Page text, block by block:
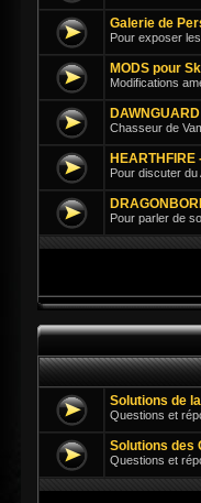
Galerie de
Pour exposer
MODS pour
Modifications
Chasseur de
Pour discuter du
Pour parler de
Solutions de
Questions et
Solutions des
Questions et